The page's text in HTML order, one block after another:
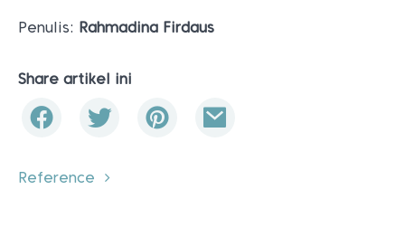
Penulis: Rahmadina Firdaus
Share artikel ini
Reference